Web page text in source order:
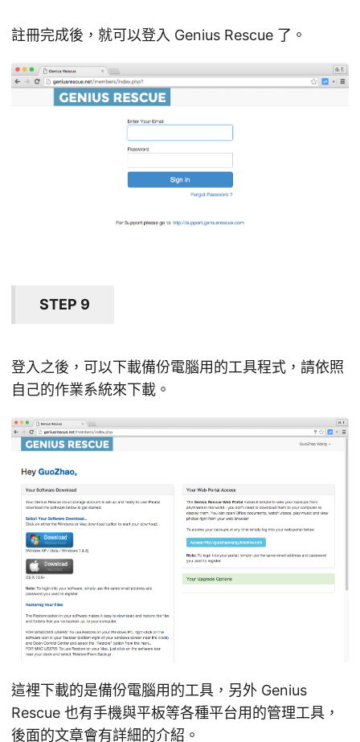
註冊完成後，就可以登入 Genius Rescue 了。
STEP 9
登入之後，可以下載備份電腦用的工具程式，請依照
自己的作業系統來下載。
這裡下載的是備份電腦用的工具，另外 Genius
Rescue 也有手機與平板等各種平台用的管理工具，
後面的文章會有詳細的介紹。